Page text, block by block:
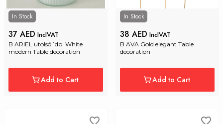
In Stock
37 AED InclVAT
B ARIEL utolsó 1db  White
modern Table decoration
Add to Cart
In Stock
38 AED InclVAT
B AVA Gold elegant Table
decoration
Add to Cart